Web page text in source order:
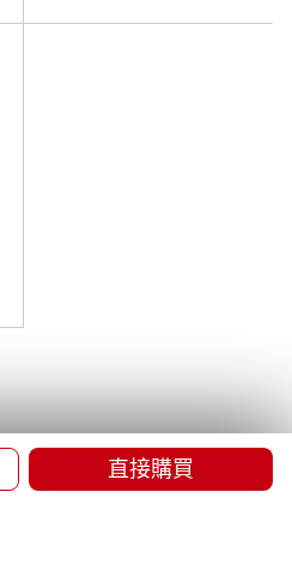
直接購買
常見問題 海外配送
會員權益